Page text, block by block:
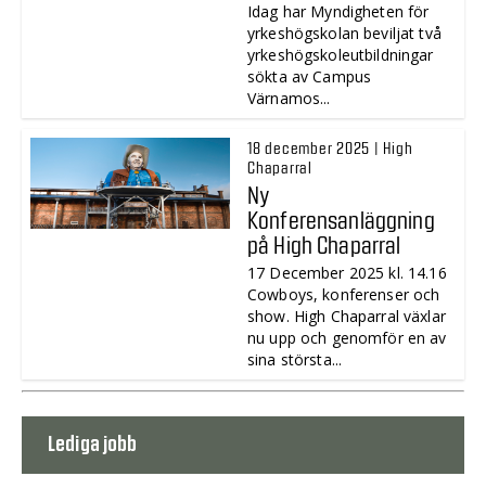
Idag har Myndigheten för
yrkeshögskolan beviljat två
yrkeshögskoleutbildningar
sökta av Campus
Värnamos...
18 december 2025 | High
Chaparral
Ny
Konferensanläggning
på High Chaparral
17 December 2025 kl. 14.16
Cowboys, konferenser och
show. High Chaparral växlar
nu upp och genomför en av
sina största...
Lediga jobb